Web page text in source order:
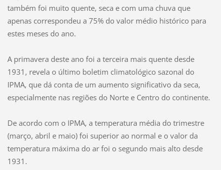
também foi muito quente, seca e com uma chuva que
apenas correspondeu a 75% do valor médio histórico para
estes meses do ano.
A primavera deste ano foi a terceira mais quente desde
1931, revela o último boletim climatológico sazonal do
IPMA, que dá conta de um aumento significativo da seca,
especialmente nas regiões do Norte e Centro do continente.
De acordo com o IPMA, a temperatura média do trimestre
(março, abril e maio) foi superior ao normal e o valor da
temperatura máxima do ar foi o segundo mais alto desde
1931.